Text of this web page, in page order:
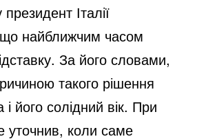
Італії
найближчим часом
За його словами,
такого рішення
його солідний вік. При
уточнив, коли саме